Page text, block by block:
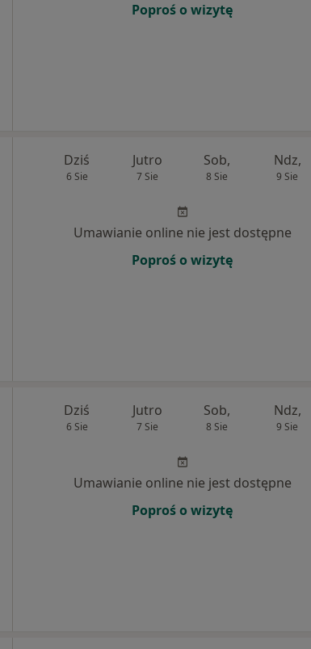
Poproś o wizytę
Dziś
6 Sie
Jutro
7 Sie
Sob,
8 Sie
Ndz,
9 Sie
Umawianie online nie jest dostępne
Poproś o wizytę
Dziś
6 Sie
Jutro
7 Sie
Sob,
8 Sie
Ndz,
9 Sie
Umawianie online nie jest dostępne
Poproś o wizytę